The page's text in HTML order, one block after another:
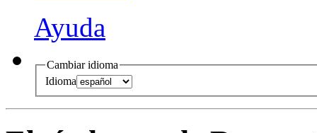
Ayuda
Cambiar idioma
Idioma